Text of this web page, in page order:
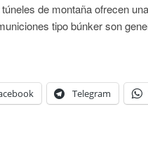
de montaña ofrecen
tipo búnker son
Telegram